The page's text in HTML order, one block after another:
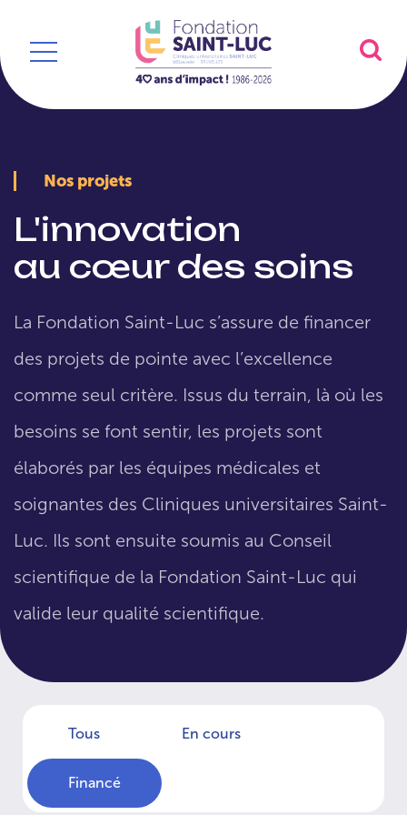
Nos projets
L'innovation
au cœur des soins
La Fondation Saint-Luc s’assure de financer
des projets de pointe avec l’excellence
comme seul critère. Issus du terrain, là où les
besoins se font sentir, les projets sont
élaborés par les équipes médicales et
soignantes des Cliniques universitaires Saint-
Luc. Ils sont ensuite soumis au Conseil
scientifique de la Fondation Saint-Luc qui
valide leur qualité scientifique.
Tous En cours
Financé